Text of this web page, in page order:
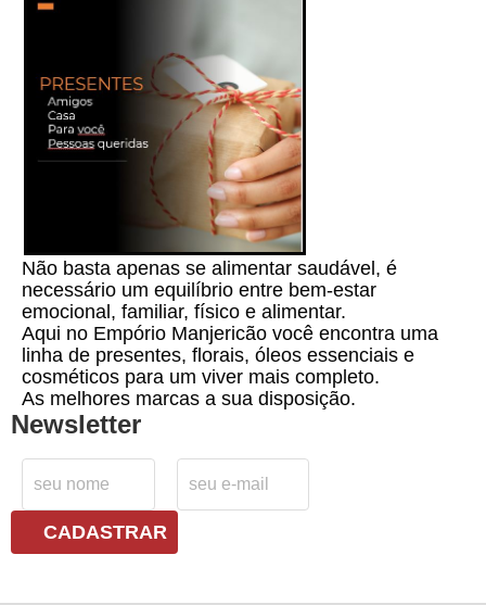
Não basta apenas se alimentar saudável, é
necessário um equilíbrio entre bem-estar
emocional, familiar, físico e alimentar.
Aqui no Empório Manjericão você encontra uma
linha de presentes, florais, óleos essenciais e
cosméticos para um viver mais completo.
As melhores marcas a sua disposição.
Newsletter
CADASTRAR